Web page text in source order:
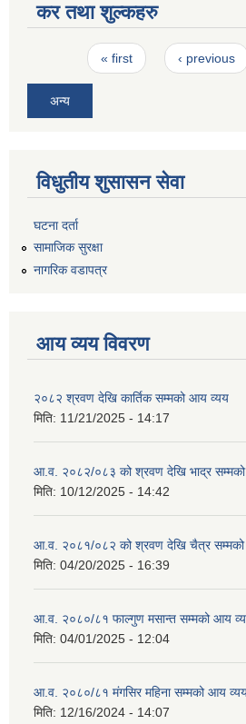
कर तथा शुल्कहरु
Pages« first ‹ previous
अन्य
विधुतीय शुसासन सेवा
घटना दर्ता
सामाजिक सुरक्षा
नागरिक वडापत्र
आय व्यय विवरण
२०८२ श्रवण देखि कार्तिक सम्मको आय व्यय
मिति: 11/21/2025 - 14:17
आ.व. २०८२/०८३ को श्रवण देखि भाद्र
मिति: 10/12/2025 - 14:42
आ.व. २०८१/०८२ को श्रवण देखि चैत्र सम्मको
मिति: 04/20/2025 - 16:39
आ.व. २०८०/८१ फाल्गुण मसान्त सम्मको आय
मिति: 04/01/2025 - 12:04
आ.व. २०८०/८१ मंगसिर महिना सम्मको आय
मिति: 12/16/2024 - 14:07